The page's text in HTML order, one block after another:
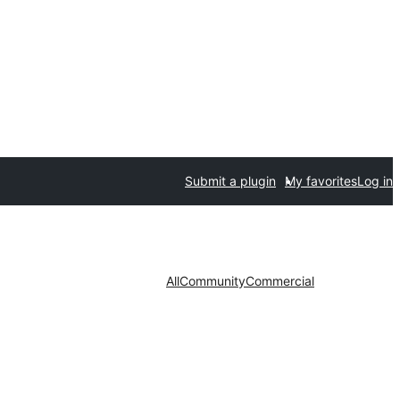
Submit a plugin My favoritesLog in
AllCommunityCommercial